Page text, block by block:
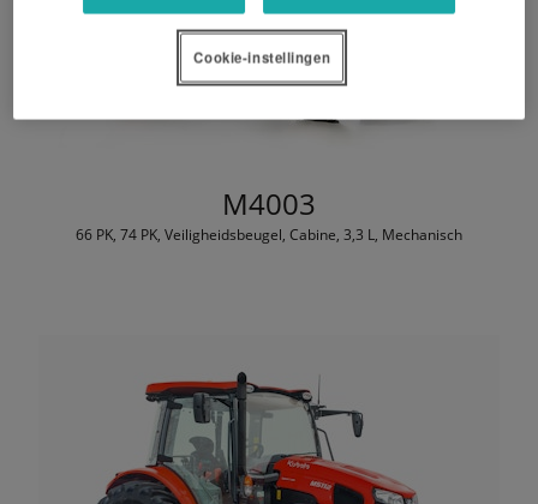
M4003
66 PK, 74 PK, Veiligheidsbeugel, Cabine, 3,3 L, Mechanisch
Cookie-instellingen